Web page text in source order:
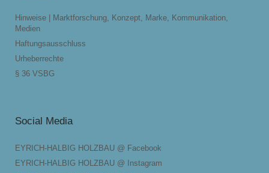
Hinweise | Marktforschung, Konzept, Marke, Kommunikation,
Medien
Haftungsausschluss
Urheberrechte
§ 36 VSBG
Social Media
EYRICH-HALBIG HOLZBAU @ Facebook
EYRICH-HALBIG HOLZBAU @ Instagram